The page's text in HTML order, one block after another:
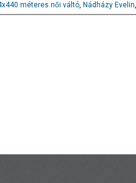
méteres női váltó, Nádházy Evelin